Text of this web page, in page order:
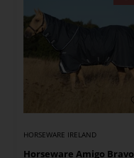
HORSEWARE IRELAND
Horseware Amigo Bravo